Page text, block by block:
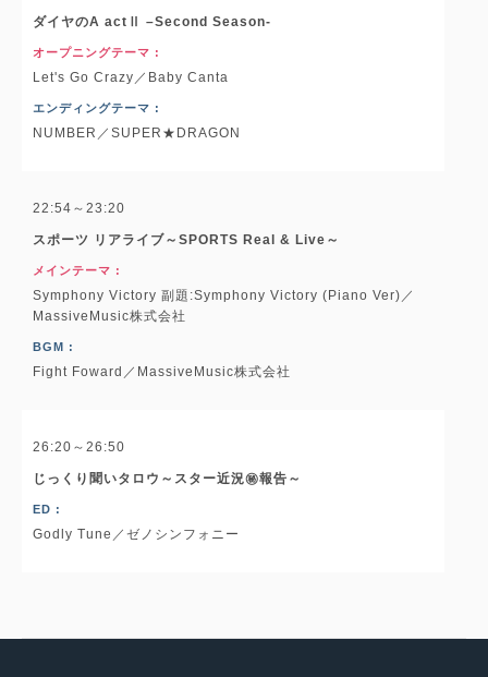
ダイヤのA actⅡ –Second Season-
オープニングテーマ :
Let's Go Crazy／Baby Canta
エンディングテーマ :
NUMBER／SUPER★DRAGON
22:54～23:20
スポーツ リアライブ～SPORTS Real & Live～
メインテーマ :
Symphony Victory 副題:Symphony Victory (Piano Ver)／
MassiveMusic株式会社
BGM :
Fight Foward／MassiveMusic株式会社
26:20～26:50
じっくり聞いタロウ～スター近況㊙報告～
ED :
Godly Tune／ゼノシンフォニー